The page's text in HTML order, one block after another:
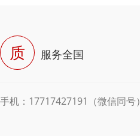
质 服务全国
手机：17717427191（微信同号）